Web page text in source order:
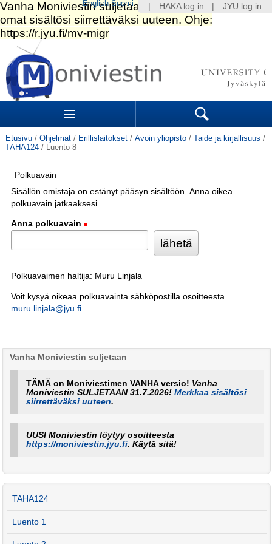
Siirry
sisältöön.
|
Siirry
navigointiin
Sections Search
Etusivu / Ohjelmat / Erillislaitokset / Avoin yliopisto / Taide ja kirjallisuus /
TAHA124 / Luento 8
Polkuavain
Sisällön omistaja on estänyt pääsyn sisältöön. Anna oikea
polkuavain jatkaaksesi.
Anna polkuavain
Polkuavaimen haltija: Muru Linjala
Voit kysyä oikeaa polkuavainta sähköpostilla osoitteesta
muru.linjala@jyu.fi.
Vanha Moniviestin suljetaan
TÄMÄ on Moniviestimen VANHA versio! Vanha
Moniviestin SULJETAAN 31.7.2026!Merkkaa sisältösi
siirrettäväksi uuteen.
UUSI Moniviestin löytyy osoitteesta
https://moniviestin.jyu.fi. Käytä sitä!
TAHA124
Luento 1
HAKA log in JYU log in
English Suomi